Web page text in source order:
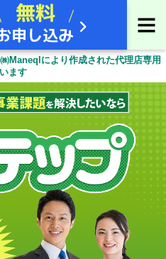
Maneqlにより作成された代理店専用
ます